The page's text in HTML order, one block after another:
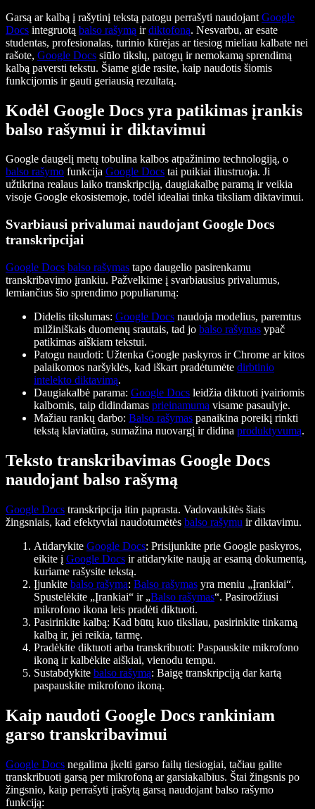
Garsą ar kalbą į rašytinį tekstą patogu perrašyti naudojant Google
Docs integruotą balso rašymą irdiktofoną. Nesvarbu, ar esate
studentas, profesionalas, turinio kūrėjas ar tiesiog mieliau kalbate nei
rašote, Google Docs siūlo tikslų, patogų ir nemokamą sprendimą
kalbą paversti tekstu. Šiame gide rasite, kaip naudotis šiomis
funkcijomis ir gauti geriausią rezultatą.
Kodėl Google Docs yra patikimas įrankis
balso rašymui ir diktavimui
Google daugelį metų tobulina kalbos atpažinimo technologiją, o
balso rašymo funkcija Google Docs tai puikiai iliustruoja. Ji
užtikrina realaus laiko transkripciją, daugiakalbę paramą ir veikia
visoje Google ekosistemoje, todėl idealiai tinka tiksliam diktavimui.
Svarbiausi privalumai naudojant Google Docs
transkripcijai
Google Docs balso rašymas tapo daugelio pasirenkamu
transkribavimo įrankiu. Pažvelkime į svarbiausius privalumus,
lemiančius šio sprendimo populiarumą:
Didelis tikslumas: Google Docs naudoja modelius, paremtus
milžiniškais duomenų srautais, tad jo balso rašymas ypač
patikimas aiškiam tekstui.
Patogu naudoti: Užtenka Google paskyros ir Chrome ar kitos
palaikomos naršyklės, kad iškart pradėtumėte dirbtinio
intelekto diktavimą.
Daugiakalbė parama: Google Docs leidžia diktuoti įvairiomis
kalbomis, taip didindamas prieinamumą visame pasaulyje.
Mažiau rankų darbo: Balso rašymas panaikina poreikį rinkti
tekstą klaviatūra, sumažina nuovargį ir didina produktyvumą.
Teksto transkribavimas Google Docs
naudojant balso rašymą
Google Docs transkripcija itin paprasta. Vadovaukitės šiais
žingsniais, kad efektyviai naudotumėtės balso rašymu ir diktavimu.
Atidarykite Google Docs: Prisijunkite prie Google paskyros,
eikite į Google Docs ir atidarykite naują ar esamą dokumentą,
kuriame rašysite tekstą.
Įjunkite balso rašymą: Balso rašymas yra meniu „Įrankiai“.
Spustelėkite „Įrankiai“ ir „Balso rašymas“. Pasirodžiusi
mikrofono ikona leis pradėti diktuoti.
Pasirinkite kalbą: Kad būtų kuo tiksliau, pasirinkite tinkamą
kalbą ir, jei reikia, tarmę.
Pradėkite diktuoti arba transkribuoti: Paspauskite mikrofono
ikoną ir kalbėkite aiškiai, vienodu tempu.
Sustabdykite balso rašymą: Baigę transkripciją dar kartą
paspauskite mikrofono ikoną.
Kaip naudoti Google Docs rankiniam
garso transkribavimui
Google Docs negalima įkelti garso failų tiesiogiai, tačiau galite
transkribuoti garsą per mikrofoną ar garsiakalbius. Štai žingsnis po
žingsnio, kaip perrašyti įrašytą garsą naudojant balso rašymo
funkciją: